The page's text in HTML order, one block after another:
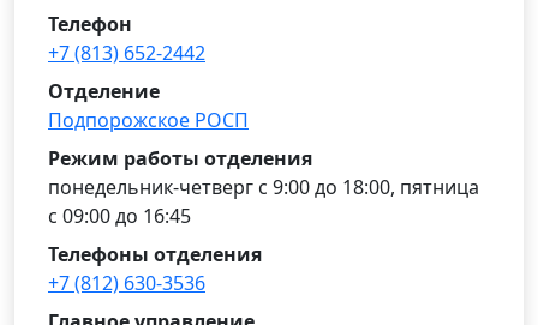
Телефон
+7 (813) 652-2442
Отделение
Подпорожское РОСП
Режим работы отделения
понедельник-четверг с 9:00 до 18:00, пятница
с 09:00 до 16:45
Телефоны отделения
+7 (812) 630-3536